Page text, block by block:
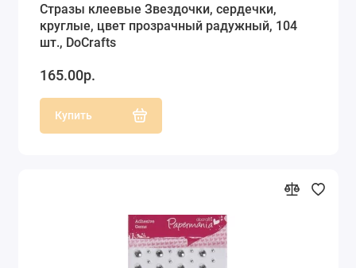
Стразы клеевые Звездочки, сердечки,
круглые, цвет прозрачный радужный, 104
шт., DoCrafts
165.00р.
Купить